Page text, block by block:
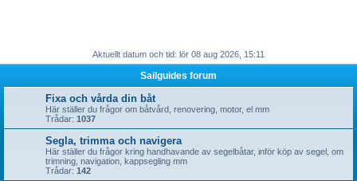
Aktuellt datum och tid: lör 08 aug 2026, 15:11
Sailguides forum
Fixa och vårda din båt
Här ställer du frågor om båtvård, renovering, motor, el mm
Trådar: 1037
Segla, trimma och navigera
Här ställer du frågor kring handhavande av segelbåtar, inför köp av segel, om
trimning, navigation, kappsegling mm
Trådar: 142